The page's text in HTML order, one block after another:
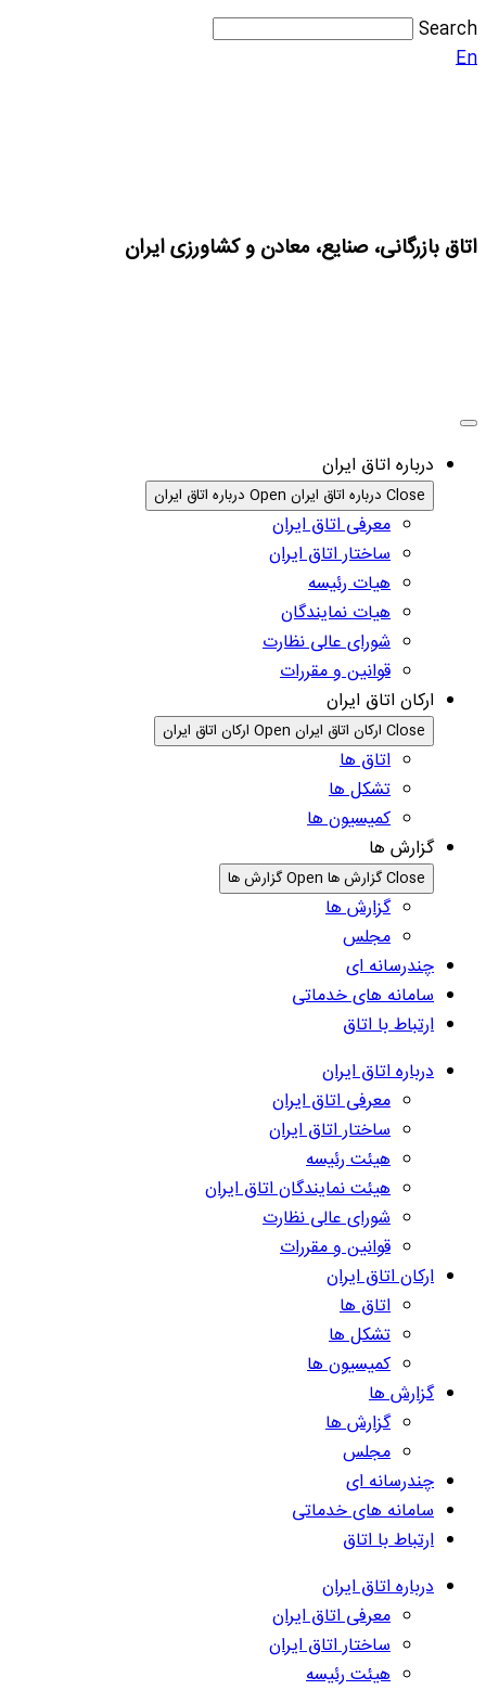
Search
En
اتاق بازرگانی، صنایع، معادن و کشاورزی ایران
درباره اتاق ایران
Close درباره اتاق ایران Open درباره اتاق ایران
معرفی اتاق ایران
ساختار اتاق ایران
هیات رئیسه
هیات نمایندگان
شورای عالی نظارت
قوانین و مقررات
ارکان اتاق ایران
Close ارکان اتاق ایران Open ارکان اتاق ایران
اتاق ها
تشکل ها
کمیسیون ها
گزارش ها
Close گزارش ها Open گزارش ها
گزارش ها
مجلس
چندرسانه ای
سامانه های خدماتی
ارتباط با اتاق
درباره اتاق ایران
معرفی اتاق ایران
ساختار اتاق ایران
هیئت رئیسه
هیئت نمایندگان اتاق ایران
شورای عالی نظارت
قوانین و مقررات
ارکان اتاق ایران
اتاق ها
تشکل ها
کمیسیون ها
گزارش ها
گزارش ها
مجلس
چندرسانه ای
سامانه های خدماتی
ارتباط با اتاق
درباره اتاق ایران
معرفی اتاق ایران
ساختار اتاق ایران
هیئت رئیسه